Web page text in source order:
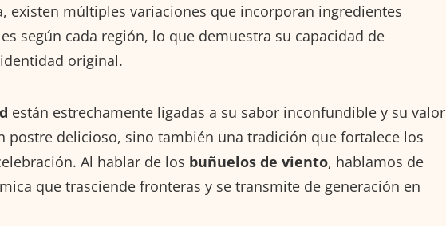
existen múltiples variaciones que incorporan ingredientes
según cada región, lo que demuestra su capacidad de
original.
están estrechamente ligadas a su sabor inconfundible y su valor
postre delicioso, sino también una tradición que fortalece los
Al hablar de los buñuelos de viento, hablamos de
que trasciende fronteras y se transmite de generación en